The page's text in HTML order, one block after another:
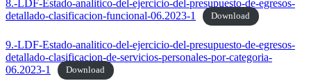
8.-LDF-Estado-analitico-del-ejercicio-del-presupuesto-de-egresos-
detallado-clasificacion-funcional-06.2023-1
Download
9.-LDF-Estado-analitico-del-ejercicio-del-presupuesto-de-egresos-
detallado-clasificacion-de-servicios-personales-por-categoria-
06.2023-1
Download